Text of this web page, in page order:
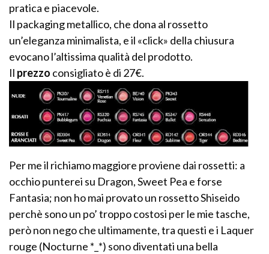
pratica e piacevole.
Il packaging metallico, che dona al rossetto
un’eleganza minimalista, e il «click» della chiusura
evocano l’altissima qualità del prodotto.
Il prezzo consigliato è di 27€.
Per me il richiamo maggiore proviene dai rossetti: a
occhio punterei su Dragon, Sweet Pea e forse
Fantasia; non ho mai provato un rossetto Shiseido
perchè sono un po’ troppo costosi per le mie tasche,
però non nego che ultimamente, tra questi e i Laquer
rouge (Nocturne *_*) sono diventati una bella